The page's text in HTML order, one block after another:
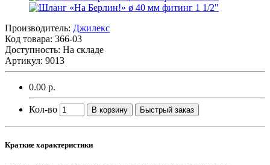
Производитель: Джилекс
Код товара: 366-03
Доступность: На складе
Артикул: 9013
0.00 р.
Кол-во В корзину Быстрый заказ
Краткие характеристики